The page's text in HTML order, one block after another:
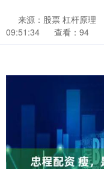
来源：股票 杠杆原理
09:51:34
查看：94